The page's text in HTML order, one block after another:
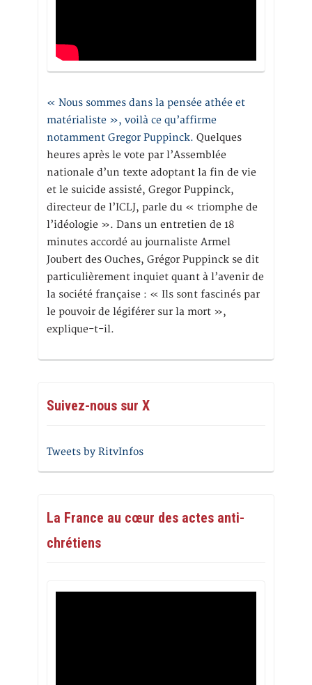
« Nous sommes dans la pensée athée et
matérialiste », voilà ce qu’affirme
notamment Gregor Puppinck. Quelques
heures après le vote par l’Assemblée
nationale d’un texte adoptant la fin de vie
et le suicide assisté, Gregor Puppinck,
directeur de l’ICLJ, parle du « triomphe de
l’idéologie ». Dans un entretien de 18
minutes accordé au journaliste Armel
Joubert des Ouches, Grégor Puppinck se dit
particulièrement inquiet quant à l’avenir de
la société française : « Ils sont fascinés par
le pouvoir de légiférer sur la mort »,
explique-t-il.
Suivez-nous sur X
Tweets by RitvInfos
La France au cœur des actes anti-
chrétiens